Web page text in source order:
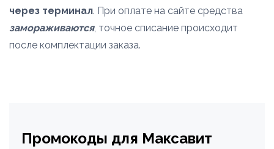
через терминал. При оплате на сайте средства
замораживаются, точное списание происходит
после комплектации заказа.
Промокоды для Максавит